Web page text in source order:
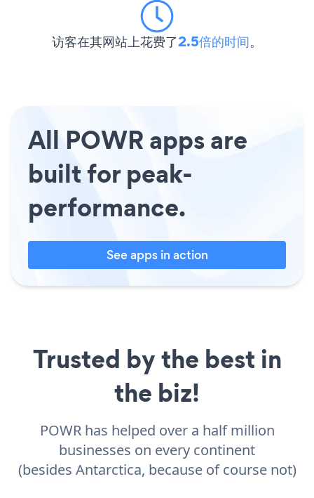
访客在其网站上花费了2.5倍的时间。
All POWR apps are
built for peak-
performance.
See apps in action
Trusted by the best in
the biz!
POWR has helped over a half million
businesses on every continent
(besides Antarctica, because of course not)